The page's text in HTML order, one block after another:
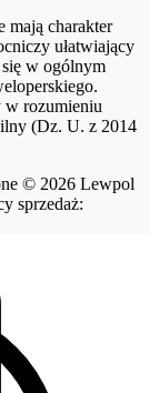
mają charakter
ułatwiający
w ogólnym
w rozumieniu
(Dz. U. z 2014
© 2026 Lewpol
sprzedaż: